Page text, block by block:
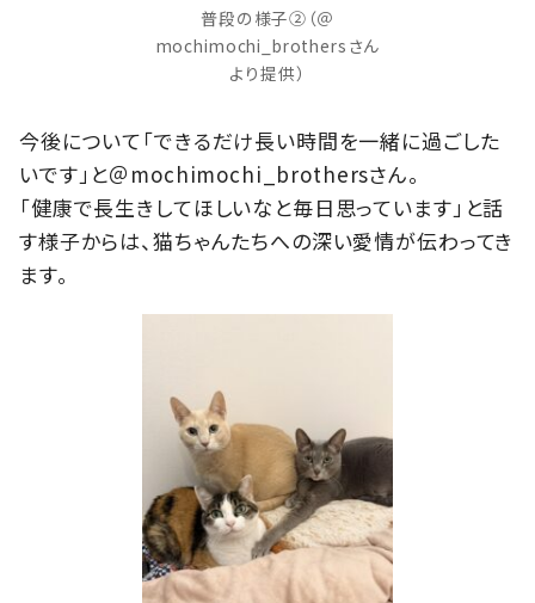
普段の様子②（＠
mochimochi_brothersさん
より提供）
今後について「できるだけ長い時間を一緒に過ごした
いです」と＠mochimochi_brothersさん。
「健康で長生きしてほしいなと毎日思っています」と話
す様子からは、猫ちゃんたちへの深い愛情が伝わってき
ます。